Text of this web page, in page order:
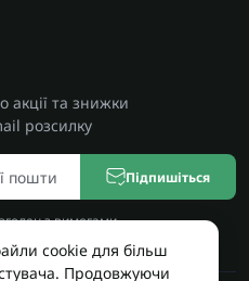
та знижки
розсилку
Підпишіться
згоден з вимогами
cookie для більш
Продовжуючи